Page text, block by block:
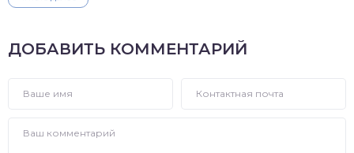
ДОБАВИТЬ КОММЕНТАРИЙ